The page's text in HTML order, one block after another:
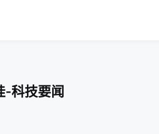
-科技要闻